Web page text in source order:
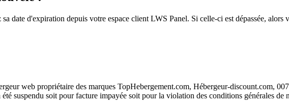
date d'expiration depuis votre espace client LWS Panel. Si celle-ci est dépassée,
web propriétaire des marques TopHebergement.com, Hébergeur-discount.com,
été suspendu soit pour facture impayée soit pour la violation des conditions générales de